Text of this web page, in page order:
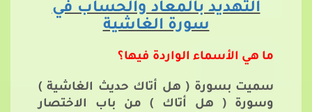
التهديد بالمعاد والحساب في
سورة الغاشية
ما هي الأسماء الواردة فيها؟
سميت بسورة ( هل أتاك حديث الغاشية )
وسورة ( هل أتاك ) من باب الاختصار